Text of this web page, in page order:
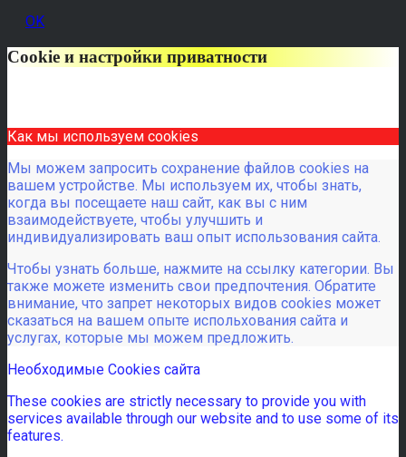
OK
Cookie и настройки приватности
Как мы используем cookies
Мы можем запросить сохранение файлов cookies на
вашем устройстве. Мы используем их, чтобы знать,
когда вы посещаете наш сайт, как вы с ним
взаимодействуете, чтобы улучшить и
индивидуализировать ваш опыт использования сайта.
Чтобы узнать больше, нажмите на ссылку категории. Вы
также можете изменить свои предпочтения. Обратите
внимание, что запрет некоторых видов cookies может
сказаться на вашем опыте испольхования сайта и
услугах, которые мы можем предложить.
Необходимые Cookies сайта
These cookies are strictly necessary to provide you with
services available through our website and to use some of its
features.